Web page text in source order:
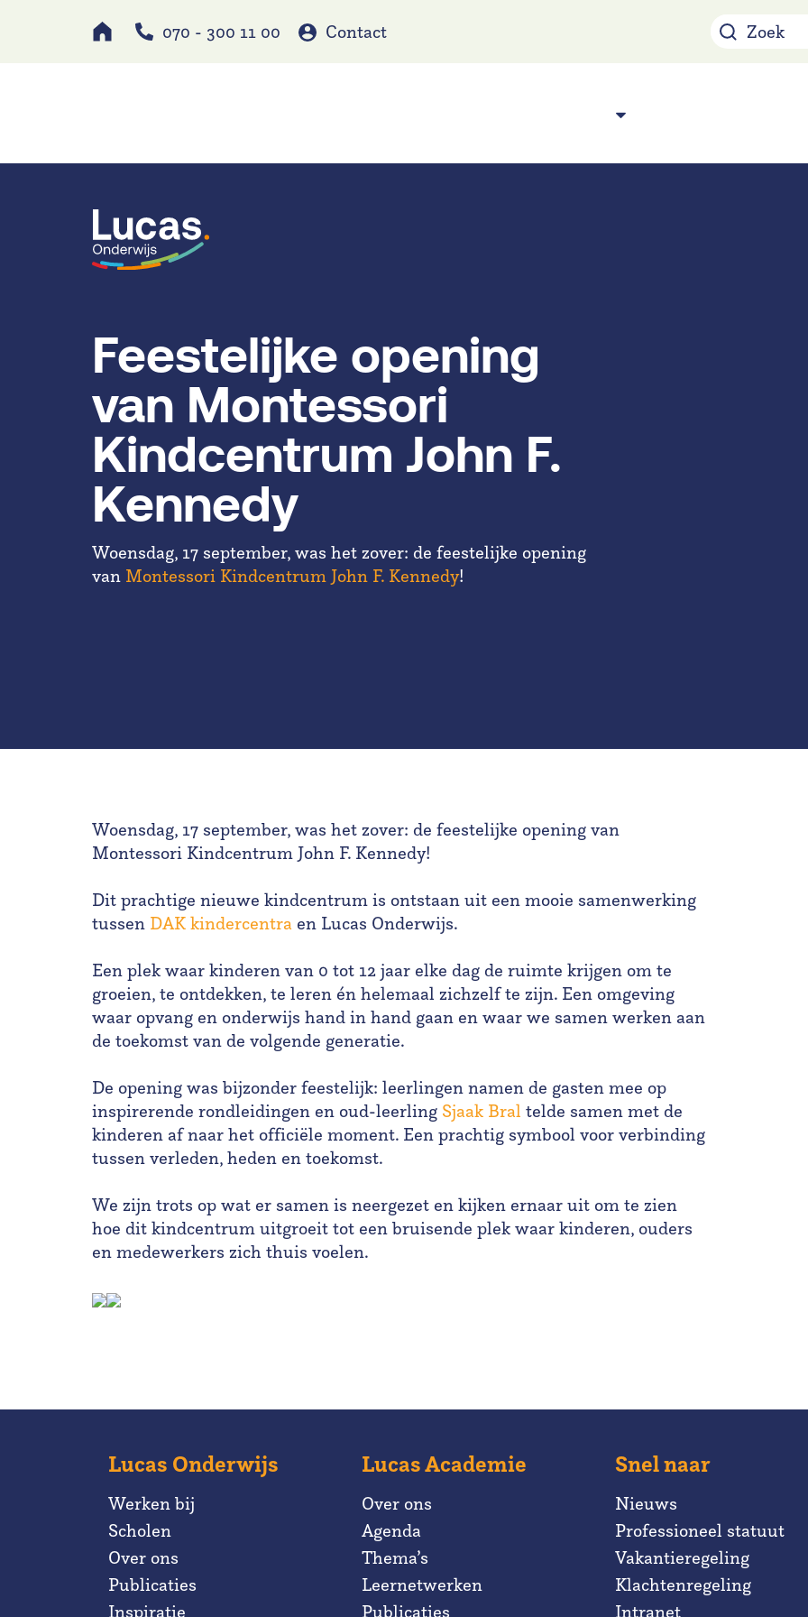
070 - 300 11 00 Contact
Feestelijke opening
van Montessori
Kindcentrum John F.
Kennedy
Woensdag, 17 september, was het zover: de feestelijke opening
van Montessori Kindcentrum John F. Kennedy!
Woensdag, 17 september, was het zover: de feestelijke opening van
Montessori Kindcentrum John F. Kennedy!
Dit prachtige nieuwe kindcentrum is ontstaan uit een mooie samenwerking
tussen DAK kindercentra en Lucas Onderwijs.
Een plek waar kinderen van 0 tot 12 jaar elke dag de ruimte krijgen om te
groeien, te ontdekken, te leren én helemaal zichzelf te zijn. Een omgeving
waar opvang en onderwijs hand in hand gaan en waar we samen werken aan
de toekomst van de volgende generatie.
De opening was bijzonder feestelijk: leerlingen namen de gasten mee op
inspirerende rondleidingen en oud-leerling Sjaak Bral telde samen met de
kinderen af naar het officiële moment. Een prachtig symbool voor verbinding
tussen verleden, heden en toekomst.
We zijn trots op wat er samen is neergezet en kijken ernaar uit om te zien
hoe dit kindcentrum uitgroeit tot een bruisende plek waar kinderen, ouders
en medewerkers zich thuis voelen.
Lucas Onderwijs
Werken bij
Scholen
Over ons
Publicaties
Inspiratie
Lucas Academie
Over ons
Agenda
Thema’s
Leernetwerken
Publicaties
Snel naar
Nieuws
Professioneel statuut
Vakantieregeling
Klachtenregeling
Intranet